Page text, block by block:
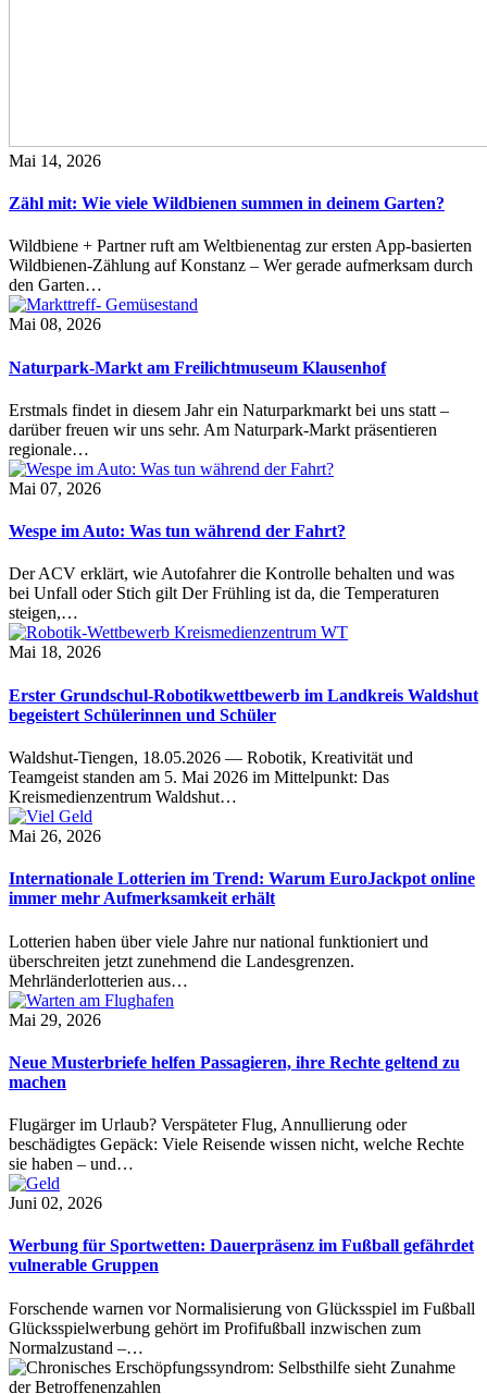
Mai 14, 2026
Zähl mit: Wie viele Wildbienen summen in deinem Garten?
Wildbiene + Partner ruft am Weltbienentag zur ersten App-basierten
Wildbienen-Zählung auf Konstanz – Wer gerade aufmerksam durch
den Garten…
Mai 08, 2026
Naturpark-Markt am Freilichtmuseum Klausenhof
Erstmals findet in diesem Jahr ein Naturparkmarkt bei uns statt –
darüber freuen wir uns sehr. Am Naturpark-Markt präsentieren
regionale…
Mai 07, 2026
Wespe im Auto: Was tun während der Fahrt?
Der ACV erklärt, wie Autofahrer die Kontrolle behalten und was
bei Unfall oder Stich gilt Der Frühling ist da, die Temperaturen
steigen,…
Mai 18, 2026
Erster Grundschul-Robotikwettbewerb im Landkreis Waldshut
begeistert Schülerinnen und Schüler
Waldshut-Tiengen, 18.05.2026 — Robotik, Kreativität und
Teamgeist standen am 5. Mai 2026 im Mittelpunkt: Das
Kreismedienzentrum Waldshut…
Mai 26, 2026
Internationale Lotterien im Trend: Warum EuroJackpot online
immer mehr Aufmerksamkeit erhält
Lotterien haben über viele Jahre nur national funktioniert und
überschreiten jetzt zunehmend die Landesgrenzen.
Mehrländerlotterien aus…
Mai 29, 2026
Neue Musterbriefe helfen Passagieren, ihre Rechte geltend zu
machen
Flugärger im Urlaub? Verspäteter Flug, Annullierung oder
beschädigtes Gepäck: Viele Reisende wissen nicht, welche Rechte
sie haben – und…
Juni 02, 2026
Werbung für Sportwetten: Dauerpräsenz im Fußball gefährdet
vulnerable Gruppen
Forschende warnen vor Normalisierung von Glücksspiel im Fußball
Glücksspielwerbung gehört im Profifußball inzwischen zum
Normalzustand –…